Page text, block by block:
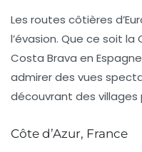
Les routes côtières
l’évasion. Que ce soit la
Costa Brava en
admirer des vues
découvrant des
Côte d’Azur, France